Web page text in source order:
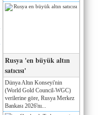
Rusya 'en büyük altın
satıcısı'
Dünya Altın Konseyi'nin
(World Gold Council-WGC)
verilerine göre, Rusya Merkez
Bankası 2026'nı...